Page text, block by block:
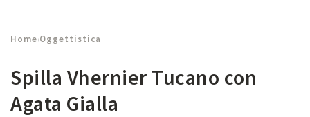
Home›Oggettistica
Spilla Vhernier Tucano con
Agata Gialla